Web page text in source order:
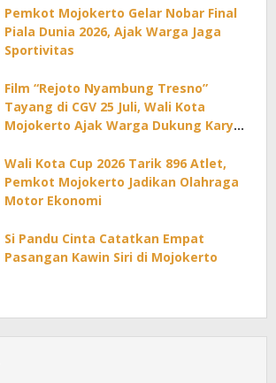
Pemkot Mojokerto Gelar Nobar Final
Piala Dunia 2026, Ajak Warga Jaga
Sportivitas
Film “Rejoto Nyambung Tresno”
Tayang di CGV 25 Juli, Wali Kota
Mojokerto Ajak Warga Dukung Karya
Wali Kota Cup 2026 Tarik 896 Atlet,
Pemkot Mojokerto Jadikan Olahraga
Motor Ekonomi
Si Pandu Cinta Catatkan Empat
Pasangan Kawin Siri di Mojokerto